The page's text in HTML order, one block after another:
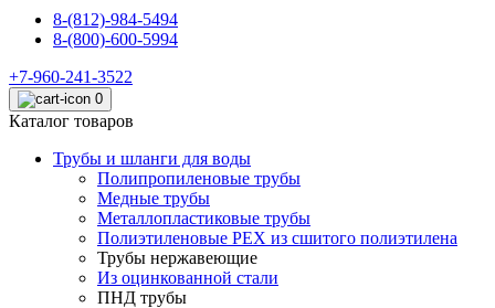
8-(812)-984-5494
8-(800)-600-5994
+7-960-241-3522
0
Каталог товаров
Трубы и шланги для воды
Полипропиленовые трубы
Медные трубы
Металлопластиковые трубы
Полиэтиленовые PEX из сшитого полиэтилена
Трубы нержавеющие
Из оцинкованной стали
ПНД трубы